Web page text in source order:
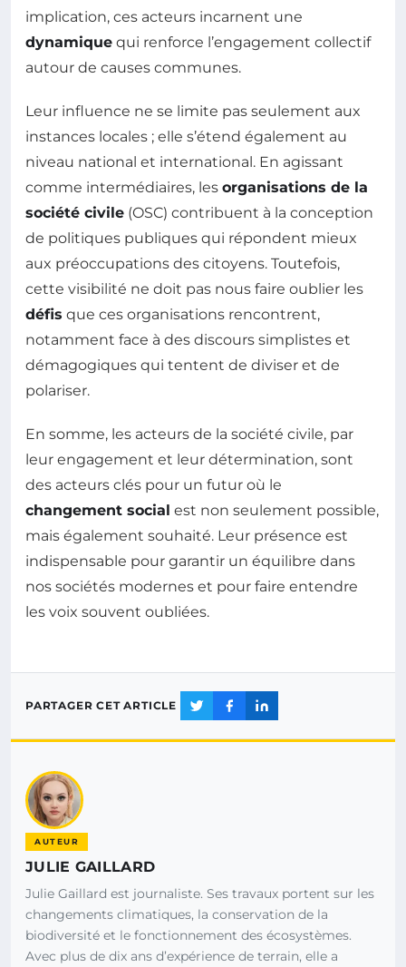
implication, ces acteurs incarnent une
dynamique qui renforce l’engagement collectif
autour de causes communes.
Leur influence ne se limite pas seulement aux
instances locales ; elle s’étend également au
niveau national et international. En agissant
comme intermédiaires, les organisations de la
société civile (OSC) contribuent à la conception
de politiques publiques qui répondent mieux
aux préoccupations des citoyens. Toutefois,
cette visibilité ne doit pas nous faire oublier les
défis que ces organisations rencontrent,
notamment face à des discours simplistes et
démagogiques qui tentent de diviser et de
polariser.
En somme, les acteurs de la société civile, par
leur engagement et leur détermination, sont
des acteurs clés pour un futur où le
changement social est non seulement possible,
mais également souhaité. Leur présence est
indispensable pour garantir un équilibre dans
nos sociétés modernes et pour faire entendre
les voix souvent oubliées.
PARTAGER CET ARTICLE
AUTEUR
JULIE GAILLARD
Julie Gaillard est journaliste. Ses travaux portent sur les
changements climatiques, la conservation de la
biodiversité et le fonctionnement des écosystèmes.
Avec plus de dix ans d’expérience de terrain, elle a